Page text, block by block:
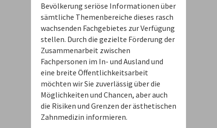
Bevölkerung seriöse Informationen über
sämtliche Themenbereiche dieses rasch
wachsenden Fachgebietes zur Verfügung
stellen. Durch die gezielte Förderung der
Zusammenarbeit zwischen
Fachpersonen im In- und Ausland und
eine breite Öffentlichkeitsarbeit
möchten wir Sie zuverlässig über die
Möglichkeiten und Chancen, aber auch
die Risiken und Grenzen der ästhetischen
Zahnmedizin informieren.